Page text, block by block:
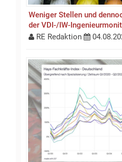
Weniger Stellen und
der VDI-/IW-
RE Redaktion